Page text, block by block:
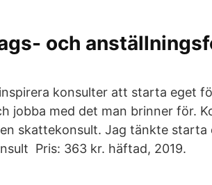
och
konsulter att starta eget
jobba med det man brinner för.
skattekonsult. Jag tänkte starta
Pris: 363 kr. häftad, 2019.